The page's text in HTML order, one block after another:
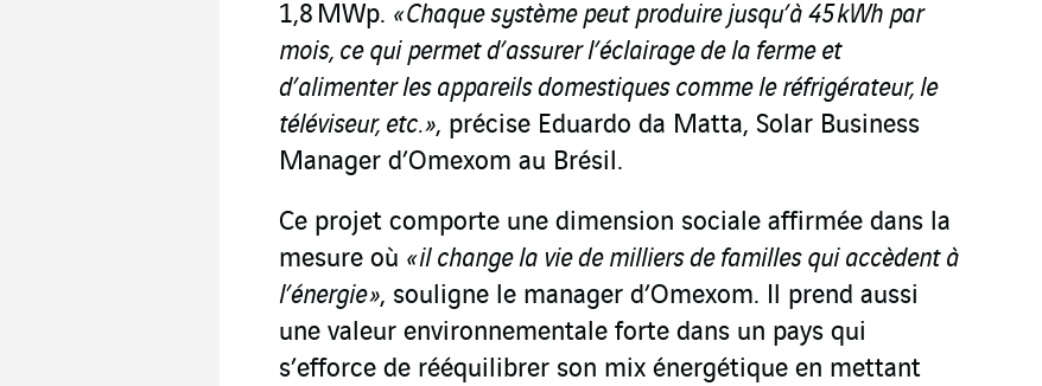
1,8 MWp. « Chaque système peut produire jusqu’à 45 kWh par
mois, ce qui permet d’assurer l’éclairage de la ferme et
d’alimenter les appareils domestiques comme le réfrigérateur, le
téléviseur, etc. », précise Eduardo da Matta, Solar Business
Manager d’Omexom au Brésil.
Ce projet comporte une dimension sociale affirmée dans la
mesure où « il change la vie de milliers de familles qui accèdent à
l’énergie », souligne le manager d’Omexom. Il prend aussi
une valeur environnementale forte dans un pays qui
s’efforce de rééquilibrer son mix énergétique en mettant